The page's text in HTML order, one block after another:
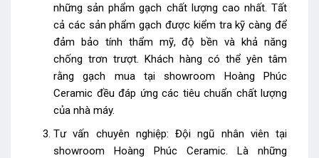
những sản phẩm gạch chất lượng cao nhất. Tất
cả các sản phẩm gạch được kiểm tra kỹ càng để
đảm bảo tính thẩm mỹ, độ bền và khả năng
chống trơn trượt. Khách hàng có thể yên tâm
rằng gạch mua tại showroom Hoàng Phúc
Ceramic đều đáp ứng các tiêu chuẩn chất lượng
của nhà máy.
Tư vấn chuyên nghiệp: Đội ngũ nhân viên tại
showroom Hoàng Phúc Ceramic. Là những